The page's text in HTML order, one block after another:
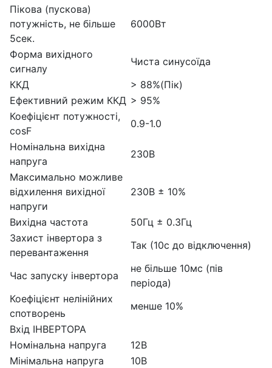
Пікова (пускова)
потужність, не більше
5сек.
6000Вт
Форма вихідного
сигналу
Чиста синусоїда
ККД
> 88%(Пік)
Ефективний режим ККД > 95%
Коефіцієнт потужності,
cosF
0.9-1.0
Номінальна вихідна
напруга
230В
Максимально можливе
відхилення вихідної
напруги
230В ± 10%
Вихідна частота
50Гц ± 0.3Гц
Захист інвертора з
перевантаження
Так (10с до відключення)
Час запуску інвертора
не більше 10мс (пів
періода)
Коефіцієнт нелінійних
спотворень
менше 10%
Вхід ІНВЕРТОРА
Номінальна напруга
12В
Мінімальна напруга
10В